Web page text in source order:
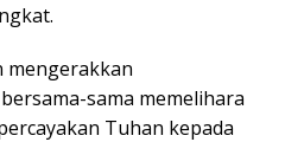
mengerakkan
sama memelihara
Tuhan kepada